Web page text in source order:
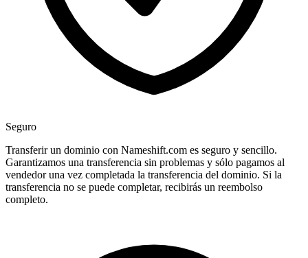
Seguro
Transferir un dominio con Nameshift.com es seguro y sencillo.
Garantizamos una transferencia sin problemas y sólo pagamos al
vendedor una vez completada la transferencia del dominio. Si la
transferencia no se puede completar, recibirás un reembolso
completo.